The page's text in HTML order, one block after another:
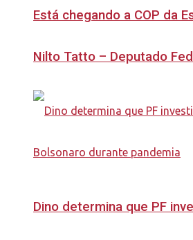
Está chegando a COP da
Nilto Tatto – Deputado
Dino determina que PF